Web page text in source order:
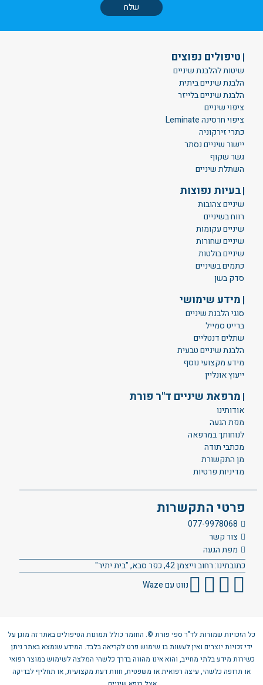
טיפולים נפוצים
שיטות להלבנת שיניים
הלבנת שיניים ביתית
הלבנת שיניים בלייזר
ציפוי שיניים
ציפוי חרסינה Leminate
כתרי זירקוניה
יישור שיניים נסתר
גשר שקוף
השתלת שיניים
בעיות נפוצות
שיניים צהובות
רווח בשיניים
שיניים עקומות
שיניים שחורות
שיניים בולטות
כתמים בשיניים
סדק בשן
מידע שימושי
סוגי הלבנת שיניים
ברייט סמייל
שתלים דנטליים
הלבנת שיניים טבעית
מידע מקצועי נוסף
ייעוץ אונליין
מרפאת שיניים ד"ר פורת
אודותינו
מפת הגעה
לנוחותך במרפאה
מכתבי תודה
מן התקשורת
מדיניות פרטיות
פרטי התקשרות
077-9978068
צור קשר
מפת הגעה
כתובתינו: רחוב וייצמן 42, כפר סבא, "בית יתיר"
נווט עם Waze
כל הזכויות שמורות לד"ר ספי פורת ©. החומר כולל תמונות הטיפולים באתר זה מוגן על
ידי זכויות יוצרים ואין לעשות בו שימוש פרט לקריאה בלבד. המידע שנמצא באתר ניתן
כשירות מידע בלתי מחייב, והוא אינו מהווה בדרך כלשהי המלצה לשימוש במוצר רפואי
או תרופה כלשהי, עיצה רפואית או משפטית, חוות דעת מקצועית, או תחליף לבדיקה